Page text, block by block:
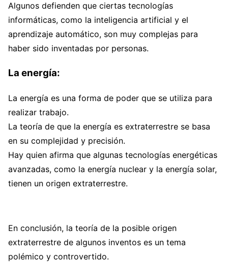
Algunos defienden que ciertas tecnologías
informáticas, como la inteligencia artificial y el
aprendizaje automático, son muy complejas para
haber sido inventadas por personas.
La energía:
La energía es una forma de poder que se utiliza para
realizar trabajo.
La teoría de que la energía es extraterrestre se basa
en su complejidad y precisión.
Hay quien afirma que algunas tecnologías energéticas
avanzadas, como la energía nuclear y la energía solar,
tienen un origen extraterrestre.
En conclusión, la teoría de la posible origen
extraterrestre de algunos inventos es un tema
polémico y controvertido.